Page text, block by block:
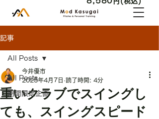
記事
All Posts
期間限定企画
All Posts
重いクラブでスイングし
ても、スイングスピード
今井優市
2025年4月7日 読了時間: 4分